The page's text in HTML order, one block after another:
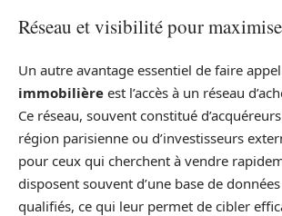
Réseau et visibilité pour
Un autre avantage essentiel de faire
immobilière est l’accès à un réseau
Ce réseau, souvent constitué
région parisienne ou d’investisseurs
pour ceux qui cherchent à vendre
disposent souvent d’une base de données
qualifiés, ce qui leur permet de cibler